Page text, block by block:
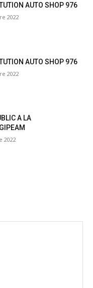
AUTO SHOP 976
2022
AUTO SHOP 976
2022
A LA
2022